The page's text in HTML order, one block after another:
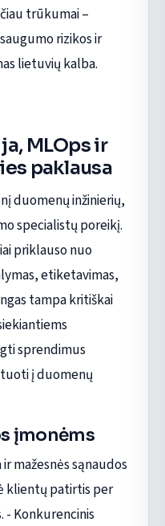
trūkumai –
rizikos ir
lietuvių kalba.
MLOps ir
paklausa
duomenų inžinierių,
specialistų poreikį.
priklauso nuo
etiketavimas,
tampa kritiškai
sprendimus
į duomenų
įmonėms
mažesnės sąnaudos
klientų patirtis per
- Konkurencinis